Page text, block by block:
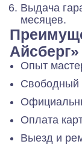
Выдача
месяцев.
Айсберг»
Опыт
Свободный
Оплата
Выезд и